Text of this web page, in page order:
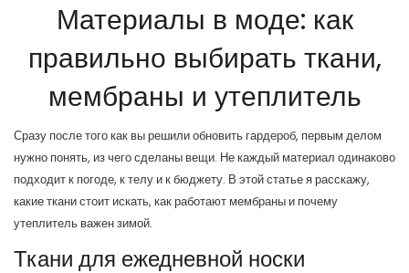
Материалы в моде: как
правильно выбирать ткани,
мембраны и утеплитель
Сразу после того как вы решили обновить гардероб, первым делом
нужно понять, из чего сделаны вещи. Не каждый материал одинаково
подходит к погоде, к телу и к бюджету. В этой статье я расскажу,
какие ткани стоит искать, как работают мембраны и почему
утеплитель важен зимой.
Ткани для ежедневной носки